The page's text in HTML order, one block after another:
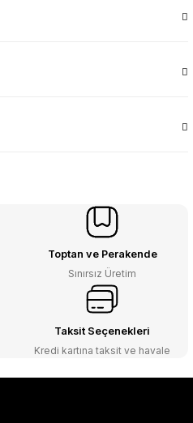
Toptan ve Perakende
Sınırsız Üretim
Taksit Seçenekleri
Kredi kartına taksit ve havale